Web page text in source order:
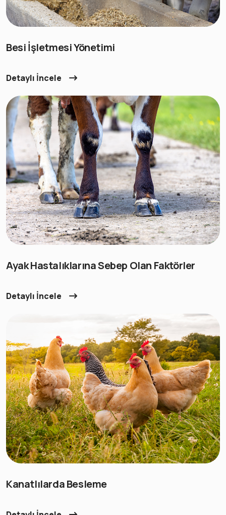
Besi İşletmesi Yönetimi
Detaylı İncele
Ayak Hastalıklarına Sebep Olan Faktörler
Detaylı İncele
Kanatlılarda Besleme